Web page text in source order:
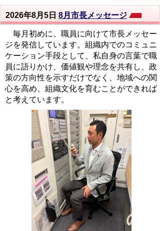
2026年8月5日 8月市長メッセージ
毎月初めに、職員に向けて市長メッセー
ジを発信しています。組織内でのコミュニ
ケーション手段として、私自身の言葉で職
員に語りかけ、価値観や理念を共有し、政
策の方向性を示すだけでなく、地域への関
心を高め、組織文化を育むことができれば
と考えています。